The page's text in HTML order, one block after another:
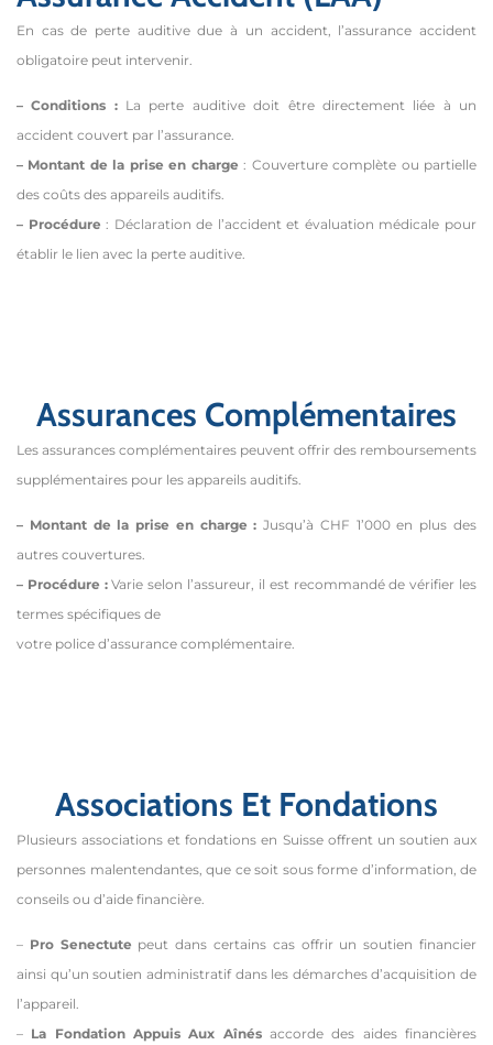
En cas de perte auditive due à un accident, l’assurance accident
obligatoire peut intervenir.
– Conditions :La perte auditive doit être directement liée à un
accident couvert par l’assurance.
– Montant de la prise en charge : Couverture complète ou partielle
des coûts des appareils auditifs.
– Procédure : Déclaration de l’accident et évaluation médicale pour
établir le lien avec la perte auditive.
Assurances Complémentaires
Les assurances complémentaires peuvent offrir des remboursements
supplémentaires pour les appareils auditifs.
– Montant de la prise en charge : Jusqu’à CHF 1’000 en plus des
autres couvertures.
– Procédure :Varie selon l’assureur, il est recommandé de vérifier les
termes spécifiques de
votre police d’assurance complémentaire.
Associations Et Fondations
Plusieurs associations et fondations en Suisse offrent un soutien aux
personnes malentendantes, que ce soit sous forme d’information, de
conseils ou d’aide financière.
– Pro Senectute peut dans certains cas offrir un soutien financier
ainsi qu’un soutien administratif dans les démarches d’acquisition de
l’appareil.
– La Fondation Appuis Aux Aînésaccorde des aides financières